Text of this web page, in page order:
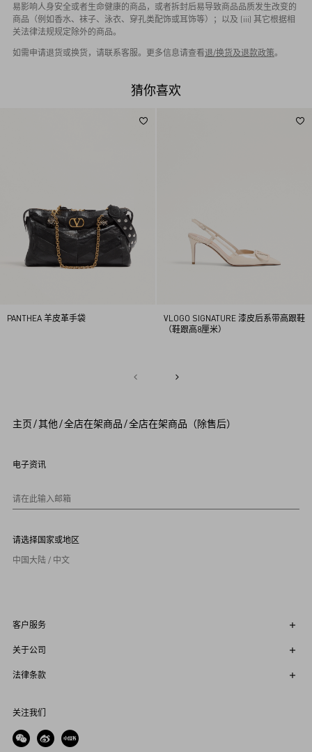
易影响人身安全或者生命健康的商品，或者拆封后易导致商品品质发生改变的
商品（例如香水、袜子、泳衣、穿孔类配饰或耳饰等）；以及 (iii) 其它根据相
关法律法规规定除外的商品。
如需申请退货或换货，请联系客服。更多信息请查看退/换货及退款政策。
猜你喜欢
PANTHEA 羊皮革手袋
VLOGO SIGNATURE 漆皮后系带高跟鞋
（鞋跟高8厘米）
5
6
主页/其他/全店在架商品/全店在架商品（除售后）
电子资讯
请在此输入邮箱
请选择国家或地区
中国大陆 / 中文
客户服务
关于公司
法律条款
关注我们